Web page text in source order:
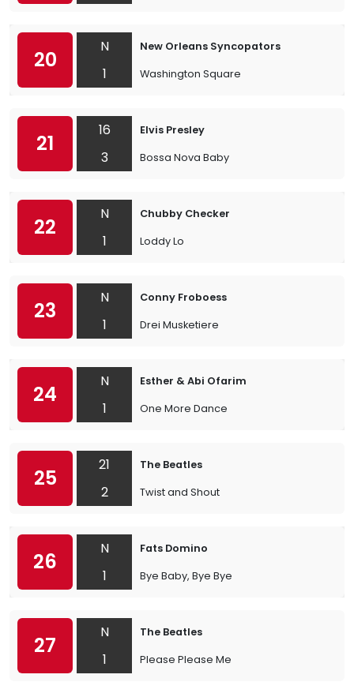
20
N
1
New Orleans Syncopators
Washington Square
21
16
3
Elvis Presley
Bossa Nova Baby
22
N
1
Chubby Checker
Loddy Lo
23
N
1
Conny Froboess
Drei Musketiere
24
N
1
Esther & Abi Ofarim
One More Dance
25
21
2
The Beatles
Twist and Shout
26
N
1
Fats Domino
Bye Baby, Bye Bye
27
N
1
The Beatles
Please Please Me